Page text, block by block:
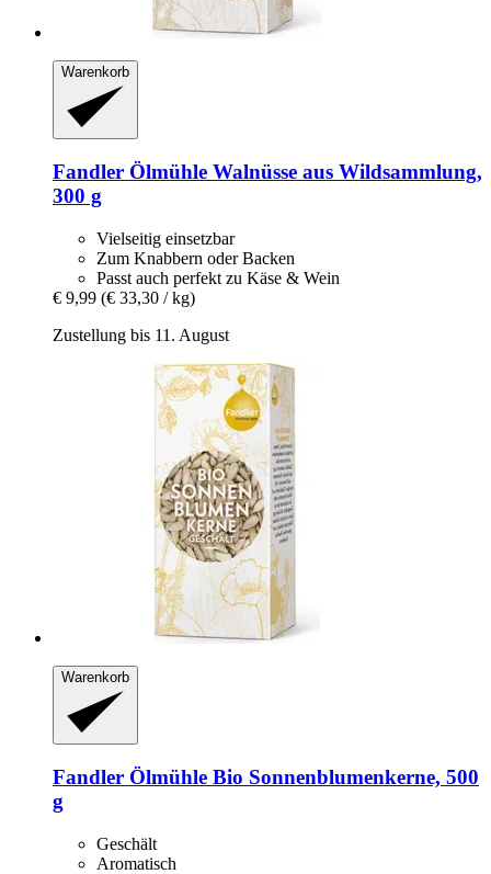
Warenkorb
Fandler Ölmühle Walnüsse aus Wildsammlung,
300 g
Vielseitig einsetzbar
Zum Knabbern oder Backen
Passt auch perfekt zu Käse & Wein
€ 9,99 (€ 33,30 / kg)
Zustellung bis 11. August
Warenkorb
Fandler Ölmühle Bio Sonnenblumenkerne, 500
g
Geschält
Aromatisch